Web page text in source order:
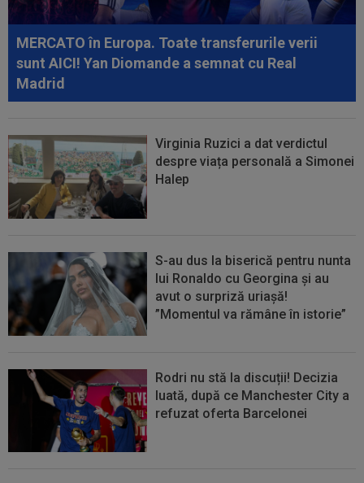
12:07 VIDEO
Chindia Târgoviște - Metaloglobus,
16:30, pe Digi Sport 1. Ultimul meci al...
11:57 EXCLUSIV
Dani Coman a intrat în direct și a
anunțat 3 transferuri la FC Argeș: ”De...
MERCATO în Europa. Toate transferurile verii
sunt AICI! Yan Diomande a semnat cu Real
Madrid
Virginia Ruzici a dat verdictul
despre viața personală a Simonei
Halep
S-au dus la biserică pentru nunta
lui Ronaldo cu Georgina și au
avut o surpriză uriașă!
”Momentul va rămâne în istorie”
Rodri nu stă la discuții! Decizia
luată, după ce Manchester City a
refuzat oferta Barcelonei